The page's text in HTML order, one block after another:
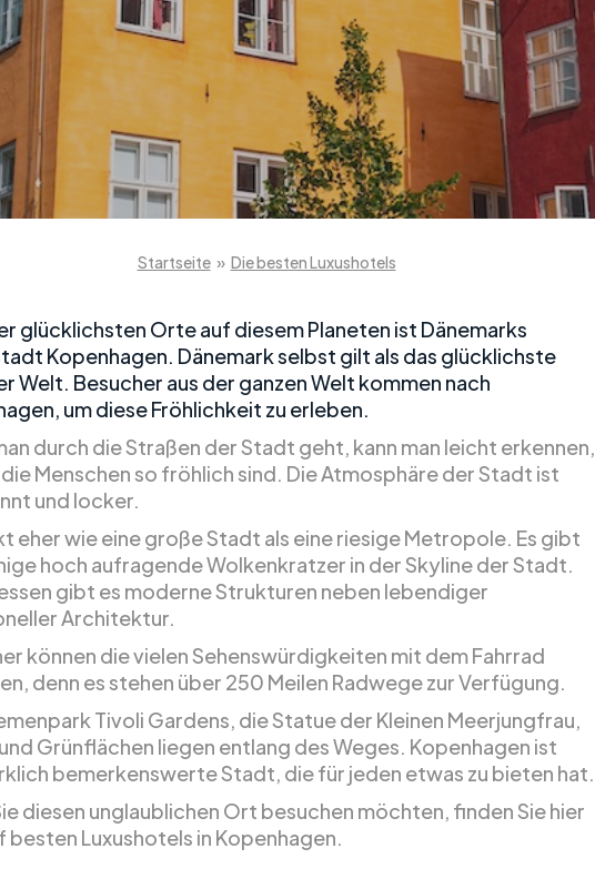
Startseite » Die besten Luxushotels
glücklichsten Orte auf diesem Planeten ist Dänemarks
Kopenhagen. Dänemark selbst gilt als das glücklichste
Welt. Besucher aus der ganzen Welt kommen nach
um diese Fröhlichkeit zu erleben.
durch die Straßen der Stadt geht, kann man leicht erkennen,
Menschen so fröhlich sind. Die Atmosphäre der Stadt ist
und locker.
eher wie eine große Stadt als eine riesige Metropole. Es gibt
hoch aufragende Wolkenkratzer in der Skyline der Stadt.
gibt es moderne Strukturen neben lebendiger
Architektur.
können die vielen Sehenswürdigkeiten mit dem Fahrrad
denn es stehen über 250 Meilen Radwege zur Verfügung.
Tivoli Gardens, die Statue der Kleinen Meerjungfrau,
Grünflächen liegen entlang des Weges. Kopenhagen ist
bemerkenswerte Stadt, die für jeden etwas zu bieten hat.
diesen unglaublichen Ort besuchen möchten, finden Sie hier
besten Luxushotels in Kopenhagen.